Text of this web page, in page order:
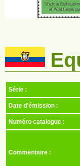
Série :
Date d'émission :
Numéro catalogue :
Commentaire :